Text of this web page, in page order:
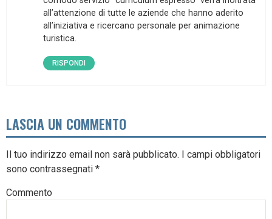
all’attenzione di tutte le aziende che hanno aderito
all’iniziativa e ricercano personale per animazione
turistica.
RISPONDI
LASCIA UN COMMENTO
Il tuo indirizzo email non sarà pubblicato. I campi obbligatori
sono contrassegnati *
Commento